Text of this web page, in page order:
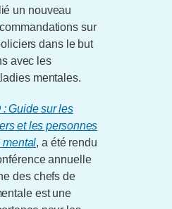
un nouveau
sur
dans le but
avec les
mentales.
: Guide sur les
et les personnes
mental, a été rendu
annuelle
des chefs de
est une